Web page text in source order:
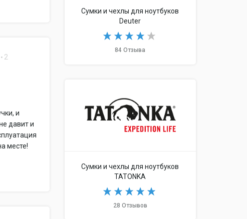
2
и
давит и
месте!
Сумки и чехлы для ноутбуков
Deuter
84 Отзыва
Сумки и чехлы для ноутбуков
TATONKA
28 Отзывов